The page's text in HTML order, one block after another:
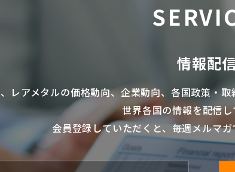
情報配
、 レアメタルの価格動向、企業動向、各国政策・
世界各国の情報を配信し
会員登録していただくと、毎週メルマガ